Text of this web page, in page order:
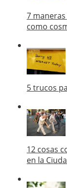
7
como
5 trucos
12 cosas
en la